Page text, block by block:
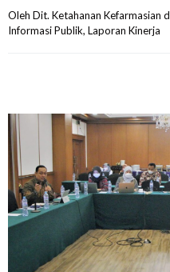
Oleh Dit. Ketahanan Kefarmasian
Informasi Publik, Laporan Kinerja